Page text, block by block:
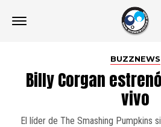
BUZZNEWS
Billy Corgan
vivo
El líder de The Smashing Pumpkins